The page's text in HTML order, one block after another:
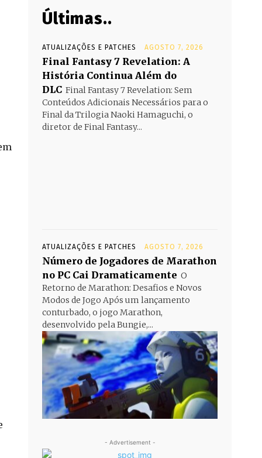
Últimas..
ATUALIZAÇÕES E PATCHES AGOSTO 7, 2026
Final Fantasy 7 Revelation: A
História Continua Além do
DLC Final Fantasy 7 Revelation: Sem
Conteúdos Adicionais Necessários para o
Final da Trilogia Naoki Hamaguchi, o
diretor de Final Fantasy...
ATUALIZAÇÕES E PATCHES AGOSTO 7, 2026
Número de Jogadores de Marathon
no PC Cai Dramaticamente O
Retorno de Marathon: Desafios e Novos
Modos de Jogo Após um lançamento
conturbado, o jogo Marathon,
desenvolvido pela Bungie,...
- Advertisement -